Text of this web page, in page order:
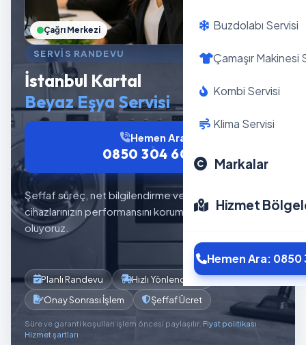
Buzdolabı Servisi
Çamaşır Makinesi
Kombi Servisi
Klima Servisi
Markalar
Hizmet
Hemen Ara: 0850
SERVIS RANDEVU
İstanbul Kartal
Beyaz Eşya Servisi
Şeffaf süreç, net bilgilendirme ve planlı servis akışıyla
cihazlarınızın performansını korumaya yardımcı
oluyoruz.
Hemen Ara
0850 304 6012
Planlı Randevu
Hızlı Yönlendirme
Onay Sonrası İşlem
Şeffaf Ücret
Süre ve garanti koşulları işlem öncesi paylaşılır. Fiyat politikası ·
Hizmet şartları
Çağrı Merkezi